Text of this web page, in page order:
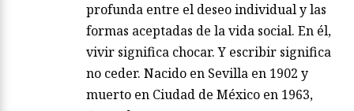
profunda entre el deseo individual y las
formas aceptadas de la vida social. En él,
vivir significa chocar. Y escribir significa
no ceder. Nacido en Sevilla en 1902 y
muerto en Ciudad de México en 1963,